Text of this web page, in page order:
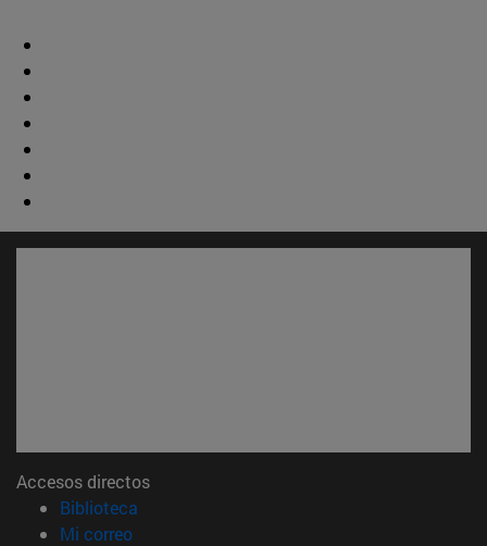
Accesos directos
Biblioteca
Mi correo(abre en nueva ventana)